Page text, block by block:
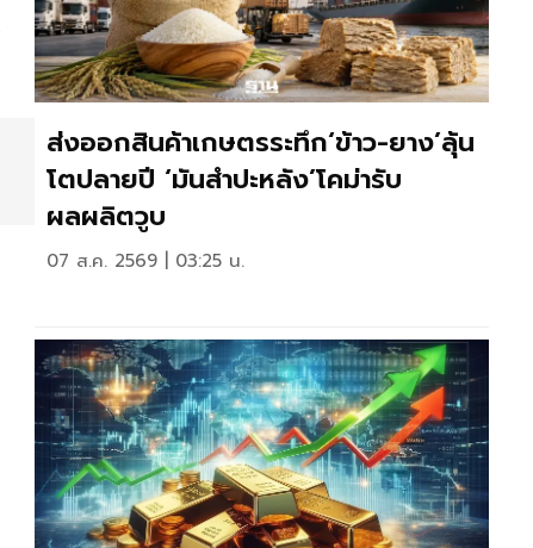
ส่งออกสินค้าเกษตรระทึก‘ข้าว-ยาง’ลุ้น
โตปลายปี ‘มันสำปะหลัง’โคม่ารับ
ผลผลิตวูบ
07 ส.ค. 2569 | 03:25 น.